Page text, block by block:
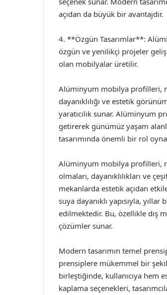
açıdan da büyük bir avantajdır.
4. **Özgün Tasarımlar**:
özgün ve yenilikçi projeler
olan mobilyalar üretilir.
Alüminyum mobilya profilleri,
dayanıklılığı ve estetik
yaratıcılık sunar. Alüminyum
getirerek günümüz yaşam
tasarımında önemli bir rol
Alüminyum mobilya profilleri,
olmaları, dayanıklılıkları ve
mekanlarda estetik açıdan
suya dayanıklı yapısıyla,
edilmektedir. Bu, özellikle dış
çözümler sunar.
Modern tasarımın temel
prensiplere mükemmel bir
birleştiğinde, kullanıcıya hem
kaplama seçenekleri,